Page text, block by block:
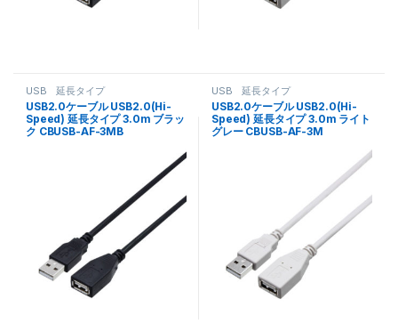
USB 延長タイプ
USB2.0ケーブル USB2.0(Hi-
Speed) 延長タイプ 3.0m ブラッ
ク CBUSB-AF-3MB
USB 延長タイプ
USB2.0ケーブル USB2.0(Hi-
Speed) 延長タイプ 3.0m ライト
グレー CBUSB-AF-3M